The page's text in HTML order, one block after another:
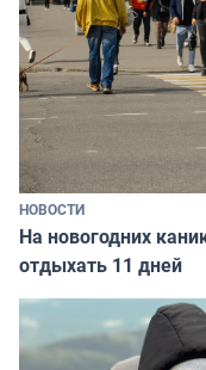
НОВОСТИ
На новогодних
отдыхать 11 дней